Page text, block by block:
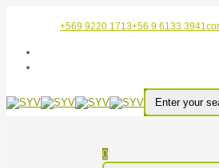
+569 9220 1713+56 9 6133 3941
0